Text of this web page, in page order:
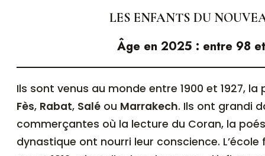
LES ENFANTS DU
Âge en 2025 : entre 98
Ils sont venus au monde entre 1900 et 1927,
Fès, Rabat, Salé ou Marrakech. Ils ont grandi
commerçantes où la lecture du Coran, la
dynastique ont nourri leur conscience.